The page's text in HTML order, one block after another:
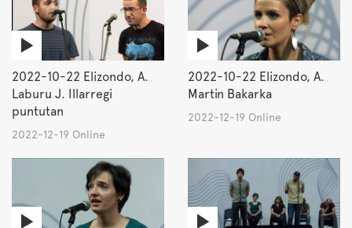
2022-10-22 Elizondo, A.
Laburu J. Illarregi
puntutan
2022-12-19 Online
2022-10-22 Elizondo, A.
Martin Bakarka
2022-12-19 Online